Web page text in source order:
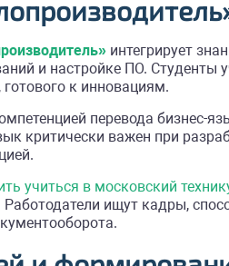
интегрирует
и настройке ПО. Студенты
к инновациям.
перевода бизнес-
критически важен при
учиться в московский
Работодатели ищут кадры,